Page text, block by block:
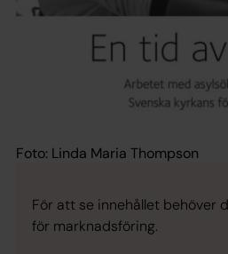
Foto: Linda Maria Thompson
För att se innehållet behöver
för marknadsföring.